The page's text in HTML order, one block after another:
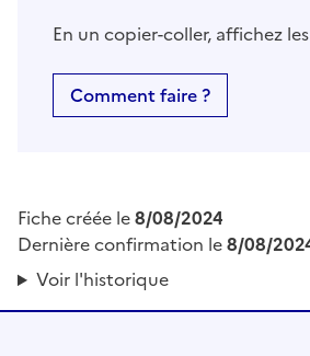
En un copier-coller, affichez
Comment faire ?
Fiche créée le8/08/2024
Dernière confirmation le8/08/
Voir l'historique